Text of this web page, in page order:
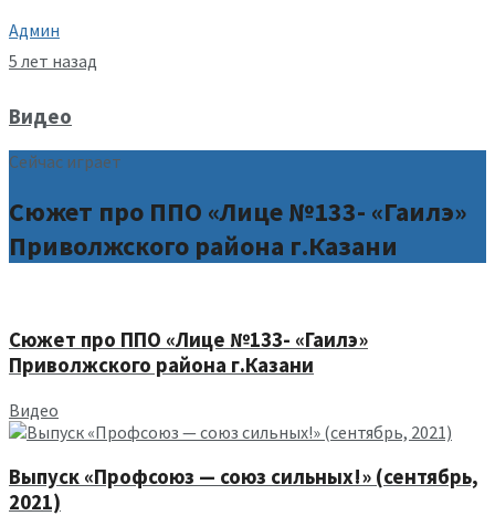
Админ
5 лет назад
Видео
Сейчас играет
Сюжет про ППО «Лице №133- «Гаилэ»
Приволжского района г.Казани
Сюжет про ППО «Лице №133- «Гаилэ»
Приволжского района г.Казани
Видео
Выпуск «Профсоюз — союз сильных!» (сентябрь,
2021)